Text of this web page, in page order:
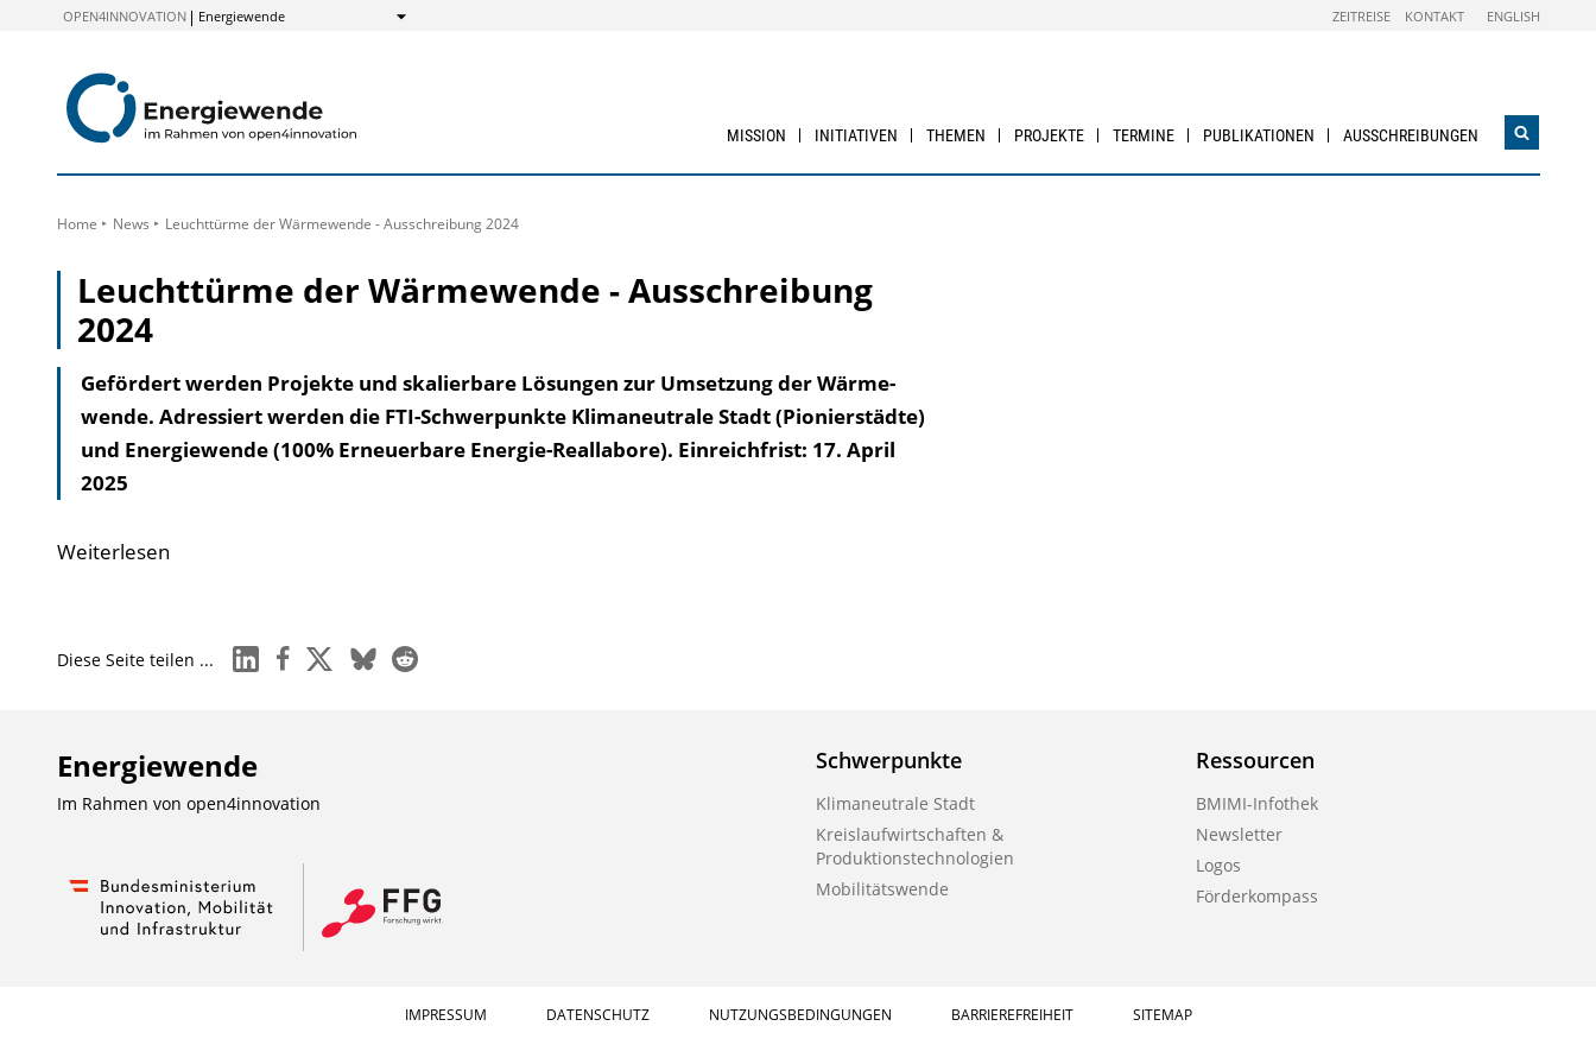
OPEN4INNOVATION Energiewende
Anzeigen
ZEITREISE KONTAKT ENGLISH
MISSION INITIATIVEN THEMEN PROJEKTE TERMINE PUBLIKATIONEN AUSSCHREIBUNGEN
Home News Leuchttürme der Wärmewende - Ausschreibung 2024
Leuchttürme der Wärmewende - Ausschreibung
2024
Gefördert werden Projekte und skalier­bare Lösungen zur Umsetzung der Wärme­
wende. Adressiert werden die FTI-Schwer­punkte Klima­neutrale Stadt (Pionierstädte)
und Energie­wende (100% Erneuerbare Energie-Reallabore). Einreichfrist: 17. April
2025
Weiterlesen
Diese Seite teilen ... linkedinfacebook
x blueskyreddit
Energiewende
Im Rahmen von open4innovation
Schwerpunkte
Klimaneutrale Stadt
Kreislaufwirtschaften &
Produktionstechnologien
Mobilitätswende
Ressourcen
BMIMI-Infothek
Newsletter
Logos
Förderkompass
IMPRESSUM DATENSCHUTZ NUTZUNGSBEDINGUNGEN BARRIEREFREIHEIT SITEMAP